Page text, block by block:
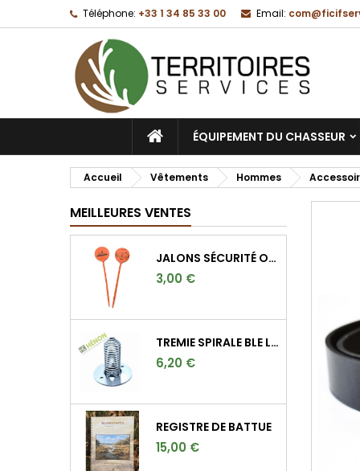
Téléphone: +33 1 34 85 33 00 Email:
ACCUEILÉQUIPEMENT DU CHASSEUR
Accueil Vêtements Hommes
MEILLEURES VENTES
JALONS SÉCURITÉ ORANGE FLUO POUR MARQUER L'ANGLE DE 30°
3,00 €
TREMIE SPIRALE BLE LONGUE 9CM
6,20 €
REGISTRE DE BATTUE
15,00 €